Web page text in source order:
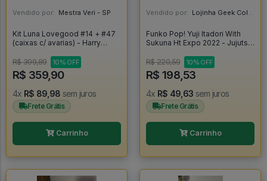
Vendido por: Mestra Veri - SP
Kit Luna Lovegood #14 + #47
(caixas c/ avarias) - Harry
R$ 399,89
10% OFF
R$ 359,90
4x R$ 89,98 sem juros
Frete Grátis
Carrinho
Vendido por: Lojinha Geek Colecionáveis - DF
Funko Pop! Yuji Itadori With
Sukuna Ht Expo 2022 - Jujutsu
R$ 220,59
10% OFF
R$ 198,53
4x R$ 49,63 sem juros
Frete Grátis
Carrinho